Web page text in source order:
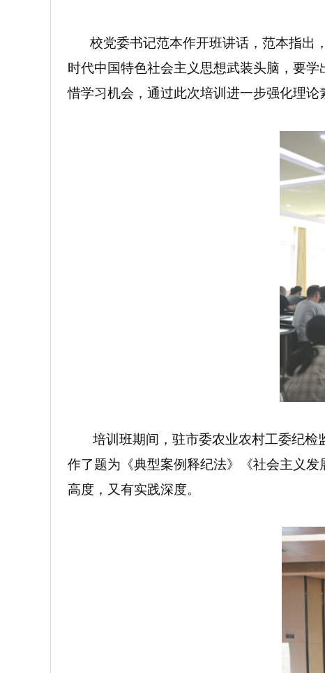
校党委书记范本作开班讲话，范本指出
时代中国特色社会主义思想武装头脑，要
惜学习机会，通过此次培训进一步强化理论
培训班期间，驻市委农业农村工委纪检
作了题为《典型案例释纪法》《社会主义
高度，又有实践深度。